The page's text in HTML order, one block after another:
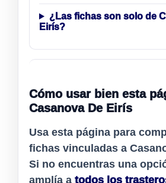
¿Las fichas son solo de
Eirís?
Cómo usar bien esta
Casanova De Eirís
Usa esta página para
fichas vinculadas a
Si no encuentras una
amplía a todos los